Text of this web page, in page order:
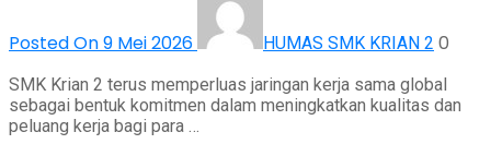
Posted On 9 Mei 2026 HUMAS SMK KRIAN 2 0
SMK Krian 2 terus memperluas jaringan kerja sama global
sebagai bentuk komitmen dalam meningkatkan kualitas dan
peluang kerja bagi para …